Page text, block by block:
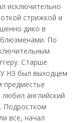
исключительно
стрижкой и
дико в
блюзменами. По
Старше
НЗ был выходцем
предместье
английский
Подростком
все, начал